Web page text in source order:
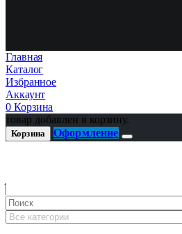
Главная
Каталог
Избранное
Аккаунт
0 Корзина
товар добавлен в корзину.
Корзина Оформление